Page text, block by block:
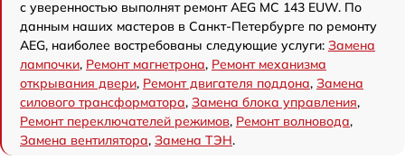
с уверенностью выполнят ремонт AEG MC 143 EUW. По
данным наших мастеров в Санкт-Петербурге по ремонту
AEG, наиболее востребованы следующие услуги: Замена
лампочки, Ремонт магнетрона, Ремонт механизма
открывания двери, Ремонт двигателя поддона, Замена
силового трансформатора, Замена блока управления,
Ремонт переключателей режимов, Ремонт волновода,
Замена вентилятора, Замена ТЭН.